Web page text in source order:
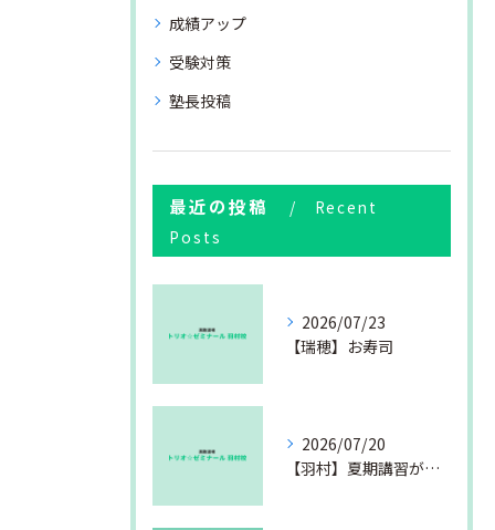
成績アップ
受験対策
塾長投稿
最近の投稿
Recent
Posts
2026/07/23
【瑞穂】お寿司
2026/07/20
【羽村】夏期講習が始まりました